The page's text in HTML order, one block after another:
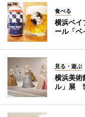
食べる
横浜ベ
ール「ベ
見る・遊ぶ
横浜美術
ル」展